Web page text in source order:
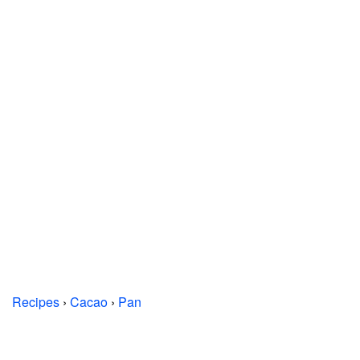
Recipes › Cacao › Pan